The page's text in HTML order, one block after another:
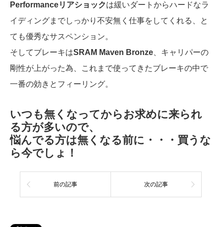
Performanceリアショックは緩いダートからハードなラ
イディングまでしっかり不安無く仕事をしてくれる、と
ても優秀なサスペンション。
そしてブレーキはSRAM Maven Bronze 、キャリパーの
剛性が上がった為、これまで使ってきたブレーキの中で
一番の効きとフィーリング。
いつも無くなってからお求めに来られ
る方が多いので、
悩んでる方は無くなる前に・・・買うな
ら今でしょ！
前の記事 次の記事